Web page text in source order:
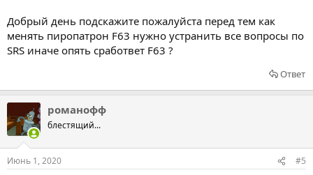
Добрый день подскажите пожалуйста перед тем как
менять пиропатрон F63 нужно устранить все вопросы по
SRS иначе опять сработвет F63 ?
Ответ
романофф
блестящий...
Июнь 1, 2020 #5